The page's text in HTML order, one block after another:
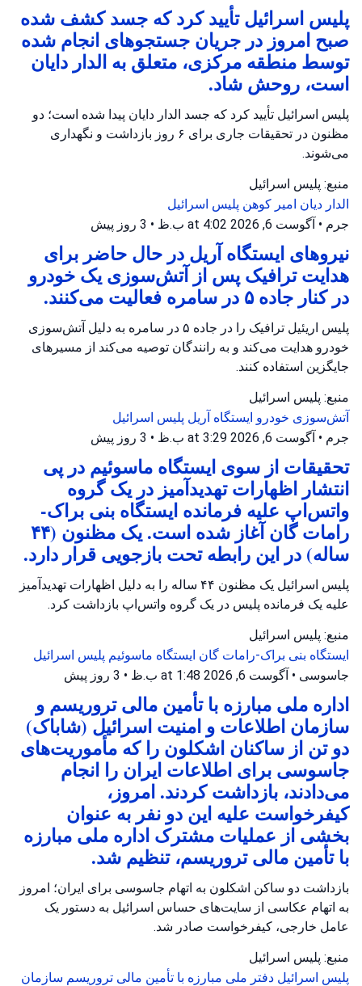
پلیس اسرائیل تأیید کرد که جسد کشف شده
صبح امروز در جریان جستجوهای انجام شده
توسط منطقه مرکزی، متعلق به الدار دایان
است، روحش شاد.
پلیس اسرائیل تأیید کرد که جسد الدار دایان پیدا شده است؛ دو
مظنون در تحقیقات جاری برای ۶ روز بازداشت و نگهداری
می‌شوند.
منبع: پلیس اسرائیل
الدار دیان امیر کوهن پلیس اسرائیل
جرم • آگوست 6, 2026 at 4:02 ب.ظ • 3 روز پیش
نیروهای ایستگاه آریل در حال حاضر برای
هدایت ترافیک پس از آتش‌سوزی یک خودرو
در کنار جاده ۵ در سامره فعالیت می‌کنند.
پلیس اریئیل ترافیک را در جاده ۵ در سامره به دلیل آتش‌سوزی
خودرو هدایت می‌کند و به رانندگان توصیه می‌کند از مسیرهای
جایگزین استفاده کنند.
منبع: پلیس اسرائیل
آتش‌سوزی خودرو ایستگاه آریل پلیس اسرائیل
جرم • آگوست 6, 2026 at 3:29 ب.ظ • 3 روز پیش
تحقیقات از سوی ایستگاه ماسوئیم در پی
انتشار اظهارات تهدیدآمیز در یک گروه
واتس‌اپ علیه فرمانده ایستگاه بنی براک-
رامات گان آغاز شده است. یک مظنون (۴۴
ساله) در این رابطه تحت بازجویی قرار دارد.
پلیس اسرائیل یک مظنون ۴۴ ساله را به دلیل اظهارات تهدیدآمیز
علیه یک فرمانده پلیس در یک گروه واتس‌اپ بازداشت کرد.
منبع: پلیس اسرائیل
ایستگاه بنی براک-رامات گان ایستگاه ماسوئیم پلیس اسرائیل
جاسوسی • آگوست 6, 2026 at 1:48 ب.ظ • 3 روز پیش
اداره ملی مبارزه با تأمین مالی تروریسم و
سازمان اطلاعات و امنیت اسرائیل (شاباک)
دو تن از ساکنان اشکلون را که مأموریت‌های
جاسوسی برای اطلاعات ایران را انجام
می‌دادند، بازداشت کردند. امروز،
کیفرخواست علیه این دو نفر به عنوان
بخشی از عملیات مشترک اداره ملی مبارزه
با تأمین مالی تروریسم، تنظیم شد.
بازداشت دو ساکن اشکلون به اتهام جاسوسی برای ایران؛ امروز
به اتهام عکاسی از سایت‌های حساس اسرائیل به دستور یک
عامل خارجی، کیفرخواست صادر شد.
منبع: پلیس اسرائیل
پلیس اسرائیل دفتر ملی مبارزه با تأمین مالی تروریسم سازمان